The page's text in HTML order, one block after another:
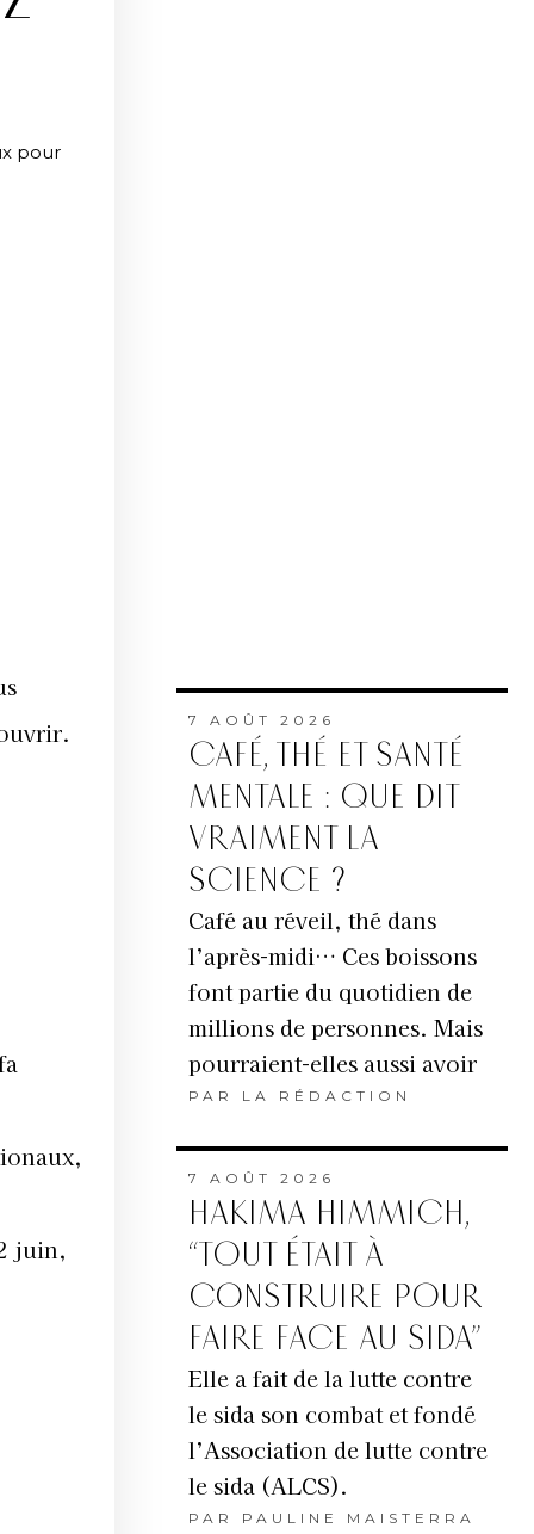
pour
juin,
7 AOÛT 2026
CAFÉ, THÉ ET SANTÉ
MENTALE : QUE DIT
VRAIMENT LA
SCIENCE ?
Café au réveil, thé dans
l’après-midi… Ces boissons
font partie du quotidien de
millions de personnes. Mais
pourraient-elles aussi avoir
PAR LA RÉDACTION
7 AOÛT 2026
HAKIMA HIMMICH,
“TOUT ÉTAIT À
CONSTRUIRE POUR
FAIRE FACE AU SIDA”
Elle a fait de la lutte contre
le sida son combat et fondé
l’Association de lutte contre
le sida (ALCS).
PAR PAULINE MAISTERRA